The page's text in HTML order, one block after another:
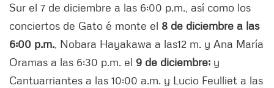
Sur el 7 de diciembre a las 6:00 p.m., así como los
conciertos de Gato é monte el 8 de diciembre a las
6:00 p.m. , Nobara Hayakawa a las12 m. y Ana María
Oramas a las 6:30 p.m. el 9 de diciembre; y
Cantuarriantes a las 10:00 a.m. y Lucio Feulliet a las